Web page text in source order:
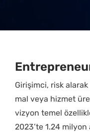
Girişimci, risk
mal veya hizmet
vizyon temel
2023’te 1.24